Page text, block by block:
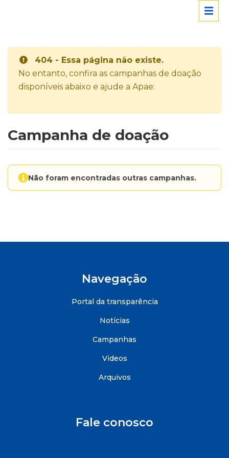
404 - Essa página não existe.
No entanto, confira as campanhas de doação
disponíveis abaixo e ajude a Apae:
Campanha de doação
Não foram encontradas outras campanhas.
Navegação
Portal da transparência
Notícias
Campanhas
Videos
Arquivos
Fale conosco